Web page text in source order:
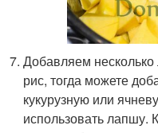
Добавляем
рис, тогда можете
кукурузную или
использовать лапшу.